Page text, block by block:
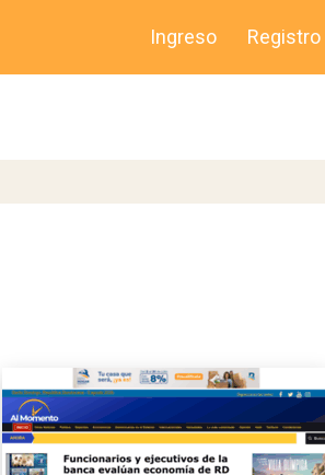
Ingreso Registro